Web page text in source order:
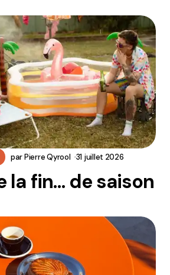
parPierre Qyrool 31 juillet 2026
la fin… de saison